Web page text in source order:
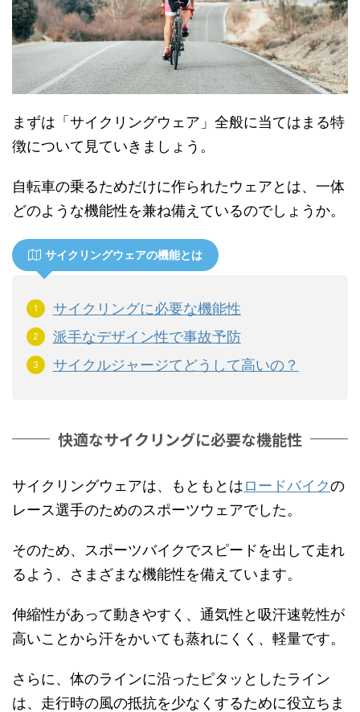
まずは「サイクリングウェア」全般に当てはまる特
徴について見ていきましょう。
自転車の乗るためだけに作られたウェアとは、一体
どのような機能性を兼ね備えているのでしょうか。
サイクリングウェアの機能とは
サイクリングに必要な機能性
派手なデザイン性で事故予防
サイクルジャージてどうして高いの？
快適なサイクリングに必要な機能性
サイクリングウェアは、もともとはロードバイクの
レース選手のためのスポーツウェアでした。
そのため、スポーツバイクでスピードを出して走れ
るよう、さまざまな機能性を備えています。
伸縮性があって動きやすく、通気性と吸汗速乾性が
高いことから汗をかいても蒸れにくく、軽量です。
さらに、体のラインに沿ったピタッとしたライン
は、走行時の風の抵抗を少なくするために役立ちま